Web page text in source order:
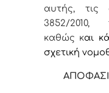
αυτής, τις
3852/2010,
καθώς και
σχετική